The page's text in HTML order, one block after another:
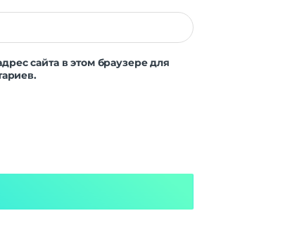
сайта в этом браузере для